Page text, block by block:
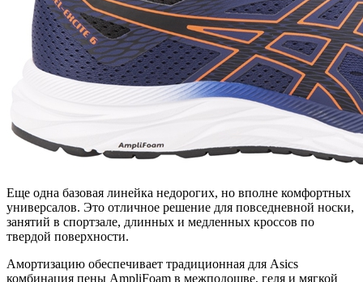
Еще одна базовая линейка недорогих, но вполне комфортных
универсалов. Это отличное решение для повседневной носки,
занятий в спортзале, длинных и медленных кроссов по
твердой поверхности.
Амортизацию обеспечивает традиционная для Asics
комбинация пены AmpliFoam в межподошве, геля и мягкой